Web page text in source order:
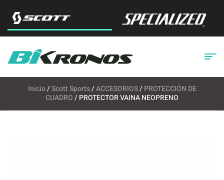
Inicio/Scott Sports/ACCESORIOS/ PROTECCIÓN DE
CUADRO/ PROTECTOR VAINA NEOPRENO